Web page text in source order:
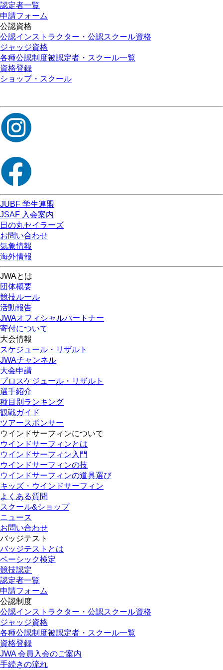
認定者一覧
申請フォーム
公認資格
公認インストラクター・公認スクール資格
ジャッジ資格
各種公認制度被認定者・スクール一覧
資格登録
ショップ・スクール
JUBF 学生連盟
JSAF 入会案内
日の丸セイラーズ
お問い合わせ
気象情報
海外情報
JWAとは
団体概要
競技ルール
活動報告
JWAオフィシャルパートナー
寄付について
大会情報
スケジュール・リザルト
JWAチャンネル
大会申請
プロスケジュール・リザルト
選手紹介
種目別ランキング
観戦ガイド
ツアースポンサー
ウインドサーフィンについて
ウインドサーフィンとは
ウインドサーフィン入門
ウインドサーフィンの技
ウインドサーフィンの道具選び
キッズ・ウインドサーフィン
よくある質問
スクール&ショップ
ニュース
お問い合わせ
バッジテスト
バッジテストとは
ベーシック検定
競技認定
認定者一覧
申請フォーム
公認制度
公認インストラクター・公認スクール資格
ジャッジ資格
各種公認制度被認定者・スクール一覧
資格登録
JWA 会員入会のご案内
手続きの流れ